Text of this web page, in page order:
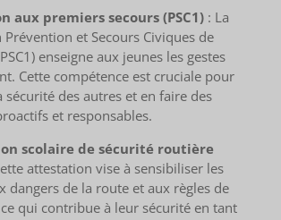
aux premiers secours (PSC1) : La
et Secours Civiques de
enseigne aux jeunes les gestes
Cette compétence est cruciale pour
sécurité des autres et en faire des
et responsables.
scolaire de sécurité routière
attestation vise à sensibiliser les
dangers de la route et aux règles de
qui contribue à leur sécurité en tant